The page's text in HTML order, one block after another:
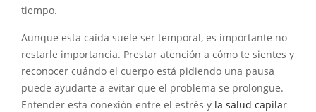
tiempo.
Aunque esta caída suele ser temporal, es importante no
restarle importancia. Prestar atención a cómo te sientes y
reconocer cuándo el cuerpo está pidiendo una pausa
puede ayudarte a evitar que el problema se prolongue.
Entender esta conexión entre el estrés y la salud capilar